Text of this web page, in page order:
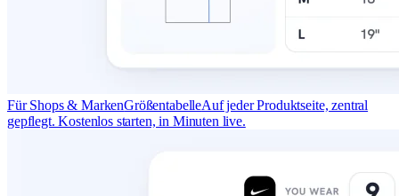
Für Shops & MarkenGrößentabelleAuf jeder Produktseite, zentral
gepflegt. Kostenlos starten, in Minuten live.